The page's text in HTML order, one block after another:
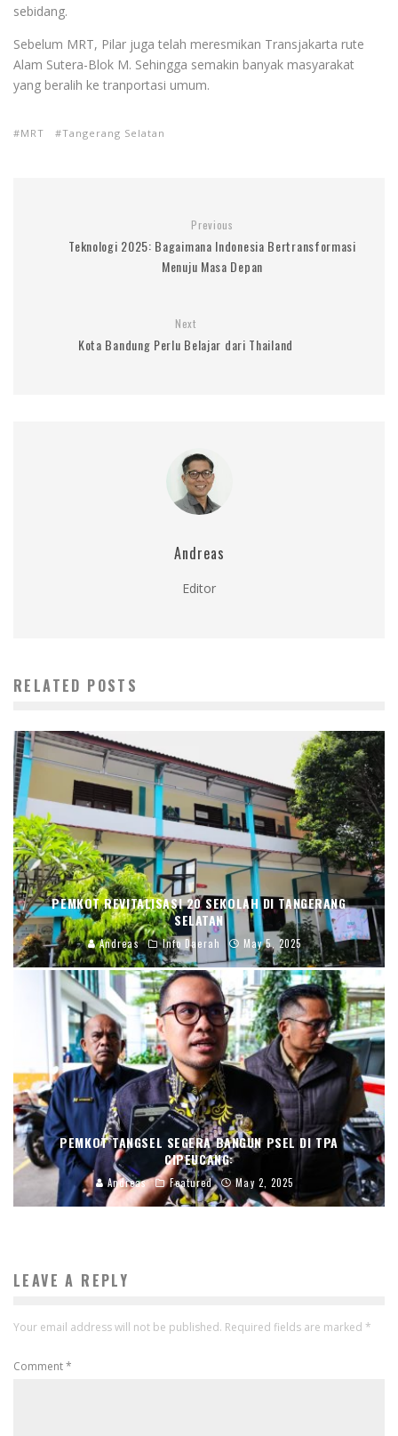
sebidang.
Sebelum MRT, Pilar juga telah meresmikan Transjakarta rute
Alam Sutera-Blok M. Sehingga semakin banyak masyarakat
yang beralih ke tranportasi umum.
MRT Tangerang Selatan
Previous
Teknologi 2025: Bagaimana Indonesia Bertransformasi
Menuju Masa Depan
Next
Kota Bandung Perlu Belajar dari Thailand
Andreas
Editor
RELATED POSTS
PEMKOT REVITALISASI 20 SEKOLAH DI TANGERANG
SELATAN
Andreas Info Daerah May 5, 2025
PEMKOT TANGSEL SEGERA BANGUN PSEL DI TPA
CIPEUCANG:
Andreas Featured May 2, 2025
LEAVE A REPLY
Your email address will not be published. Required fields are marked *
Comment*